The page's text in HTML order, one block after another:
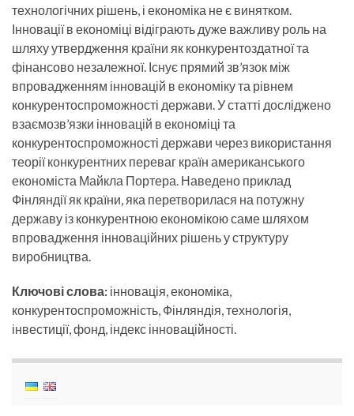
технологічних рішень, і економіка не є винятком.
Інновації в економіці відіграють дуже важливу роль на
шляху утвердження країни як конкурентоздатної та
фінансово незалежної. Існує прямий зв’язок між
впровадженням інновацій в економіку та рівнем
конкурентоспроможності держави. У статті досліджено
взаємозв’язки інновацій в економіці та
конкурентоспроможності держави через використання
теорії конкурентних переваг країн американського
економіста Майкла Портера. Наведено приклад
Фінляндії як країни, яка перетворилася на потужну
державу із конкурентною економікою саме шляхом
впровадження інноваційних рішень у структуру
виробництва.
Ключові слова: інновація, економіка,
конкурентоспроможність, Фінляндія, технологія,
інвестиції, фонд, індекс інноваційності.